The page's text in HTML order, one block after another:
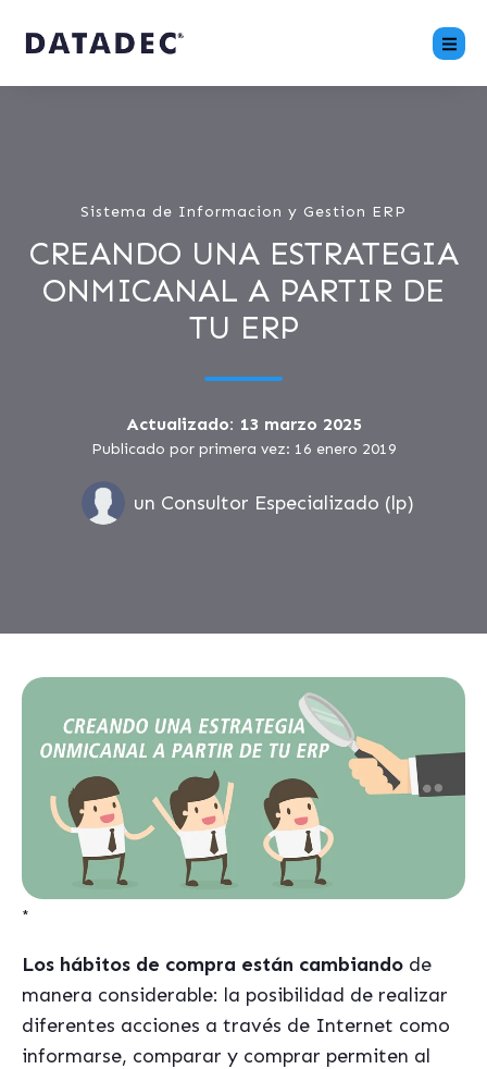
Sistema de Informacion y Gestion ERP
CREANDO UNA ESTRATEGIA
ONMICANAL A PARTIR DE
TU ERP
Actualizado: 13 marzo 2025
Publicado por primera vez: 16 enero 2019
un Consultor Especializado (lp)
*
Los hábitos de compra están cambiando de
manera considerable: la posibilidad de realizar
diferentes acciones a través de Internet como
informarse, comparar y comprar permiten al